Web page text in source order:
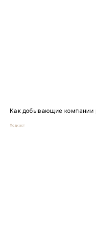
Как добывающие компании
Подкаст